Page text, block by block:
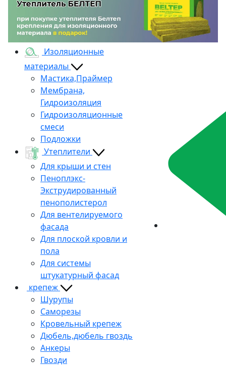
Изоляционные
материалы
Мастика,Праймер
Мембрана,
Гидроизоляция
Гидроизоляционные
смеси
Подложки
Утеплители
Для крыши и стен
Пеноплэкс-
Экструдированный
пенополистерол
Для вентелируемого
фасада
Для плоской кровли и
пола
Для системы
штукатурный фасад
крепеж
Шурупы
Саморезы
Кровельный крепеж
Дюбель,дюбель гвоздь
Анкеры
Гвозди